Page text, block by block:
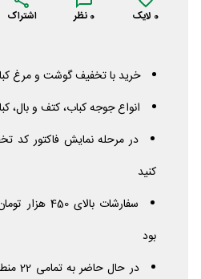
0 لایک 0 نظر اشتراک
خرید با تخفیف گوشت و مرغ
انواع جوجه کباب، کتف و بال،
کنید
سفارشات
بود
در